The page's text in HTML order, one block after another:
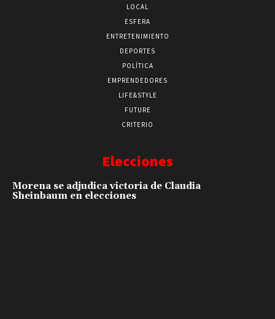
LOCAL
ESFERA
ENTRETENIMIENTO
DEPORTES
POLÍTICA
EMPRENDEDORES
LIFE&STYLE
FUTURE
CRITERIO
Elecciones
Morena se adjudica victoria de Claudia
Sheinbaum en elecciones